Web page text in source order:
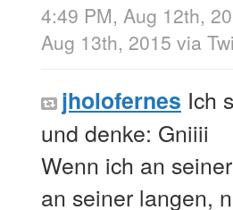
4:49 PM, Aug 12th,
Aug 13th, 2015 via
jholofernes Ich
und denke: Gniiii
Wenn ich an
an seiner langen,